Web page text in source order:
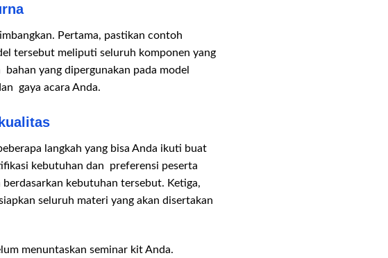
Pertama, pastikan contoh
tersebut meliputi seluruh komponen yang
yang dipergunakan pada model
gaya acara Anda.
langkah yang bisa Anda ikuti buat
kebutuhan dan preferensi peserta
kebutuhan tersebut. Ketiga,
seluruh materi yang akan disertakan
menuntaskan seminar kit Anda.